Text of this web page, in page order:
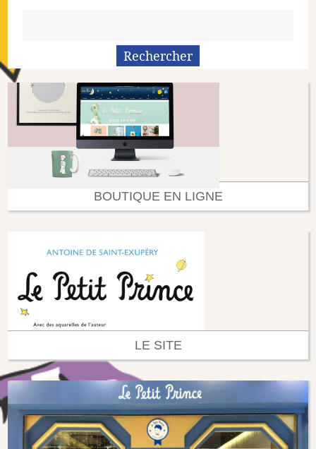
BOUTIQUE EN LIGNE
LE SITE